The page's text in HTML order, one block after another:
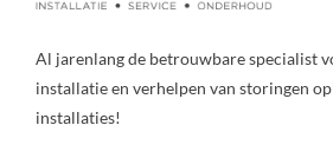
Al jarenlang de betrouwbare specialist
installatie en verhelpen van storingen
installaties!